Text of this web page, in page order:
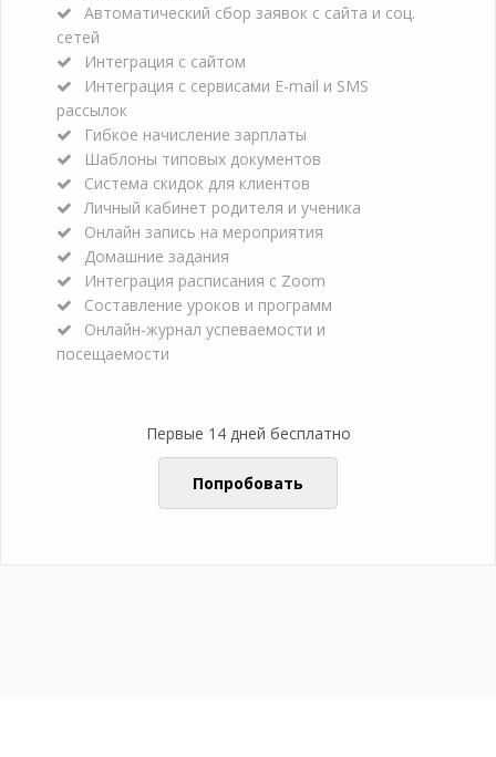
Автоматический сбор заявок с сайта и соц.
сетей
Интеграция с сайтом
Интеграция с сервисами E-mail и SMS
рассылок
Гибкое начисление зарплаты
Шаблоны типовых документов
Система скидок для клиентов
Личный кабинет родителя и ученика
Онлайн запись на мероприятия
Домашние задания
Интеграция расписания с Zoom
Составление уроков и программ
Онлайн-журнал успеваемости и
посещаемости
Первые 14 дней бесплатно
Попробовать